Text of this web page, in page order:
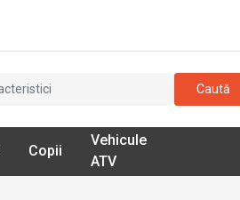
Caută
Copii
Vehicule
ATV